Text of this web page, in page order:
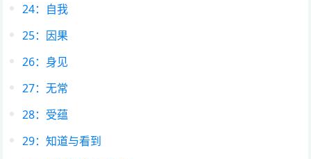
24：自我
25：因果
26：身见
27：无常
28：受蕴
29：知道与看到